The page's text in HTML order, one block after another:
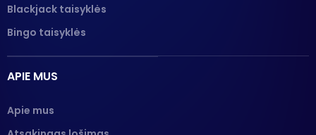
Blackjack taisyklės
Bingo taisyklės
APIE MUS
Apie mus